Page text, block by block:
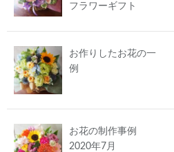
フラワーギフト
お作りしたお花の一
例
お花の制作事例
2020年7月